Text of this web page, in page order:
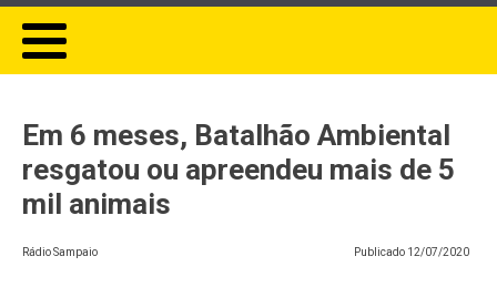
Em 6 meses, Batalhão Ambiental
resgatou ou apreendeu mais de 5
mil animais
Rádio Sampaio Publicado 12/07/2020